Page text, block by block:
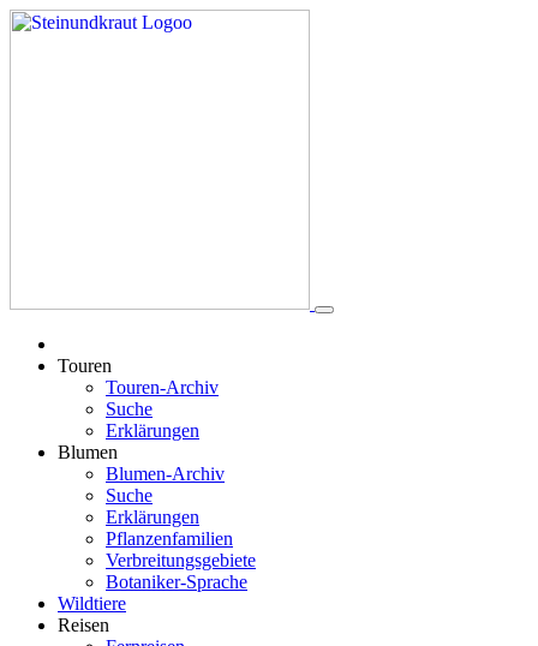
Touren
Touren-Archiv
Suche
Erklärungen
Blumen
Blumen-Archiv
Suche
Erklärungen
Pflanzenfamilien
Verbreitungsgebiete
Botaniker-Sprache
Wildtiere
Reisen